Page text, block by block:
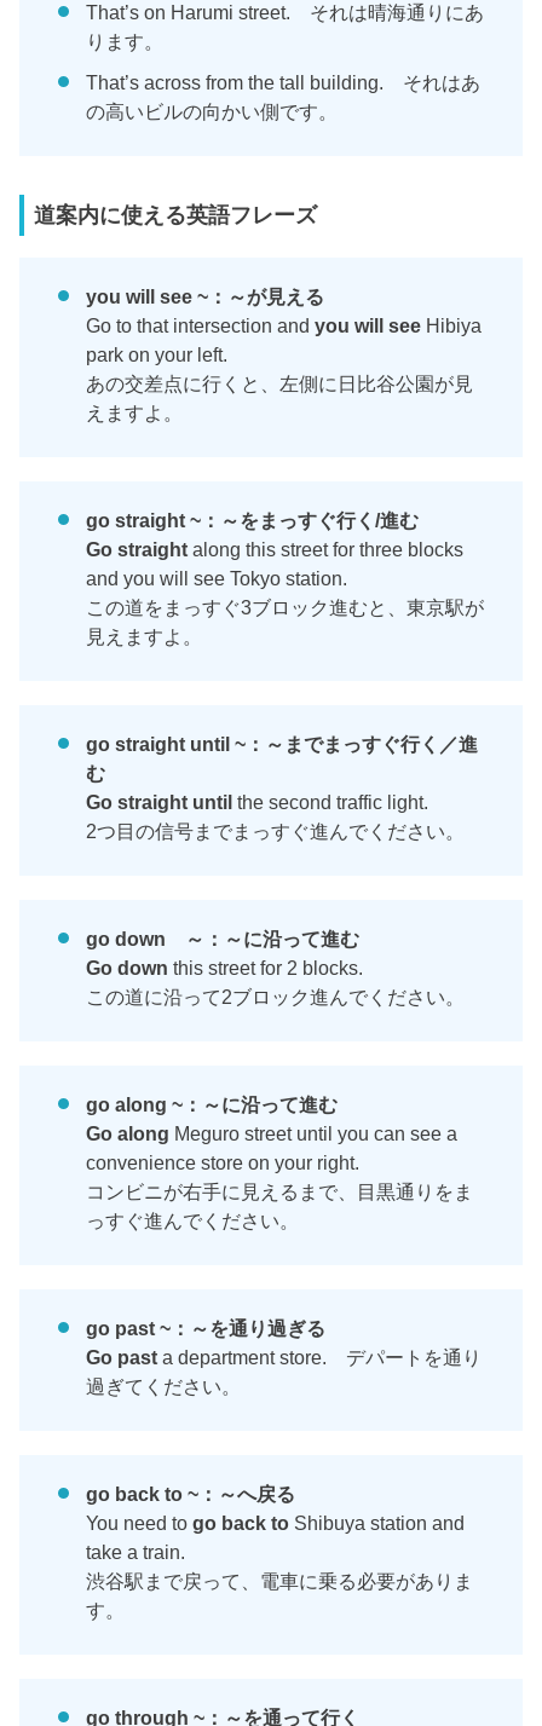
That’s on Harumi street. それは晴海通りにあ
ります。
That’s across from the tall building. それはあ
の高いビルの向かい側です。
道案内に使える英語フレーズ
you will see ~：～が見える
Go to that intersection andyou will see Hibiya
park on your left.
あの交差点に行くと、左側に日比谷公園が見
えますよ。
go straight ~：～をまっすぐ行く/進む
Go straight along this street for three blocks
and you will see Tokyo station.
この道をまっすぐ3ブロック進むと、東京駅が
見えますよ。
go straight until ~：～までまっすぐ行く／進
む
Go straight until the second traffic light.
2つ目の信号までまっすぐ進んでください。
go down ～：～に沿って進む
Go down this street for 2 blocks.
この道に沿って2ブロック進んでください。
go along ~：～に沿って進む
Go along Meguro street until you can see a
convenience store on your right.
コンビニが右手に見えるまで、目黒通りをま
っすぐ進んでください。
go past ~：～を通り過ぎる
Go past a department store. デパートを通り
過ぎてください。
go back to ~：～へ戻る
You need togo back to Shibuya station and
take a train.
渋谷駅まで戻って、電車に乗る必要がありま
す。
go through ~：～を通って行く